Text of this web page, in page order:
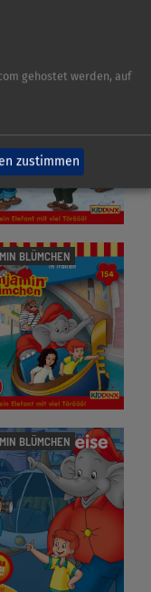
BLÜMCHEN
BLÜMCHEN
BLÜMCHEN
gehostet werden, auf
zustimmen